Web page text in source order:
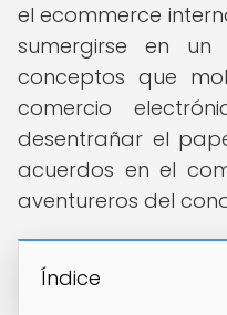
el ecommerce
sumergirse en
conceptos que
comercio
desentrañar el
acuerdos en el
aventureros del
Índice